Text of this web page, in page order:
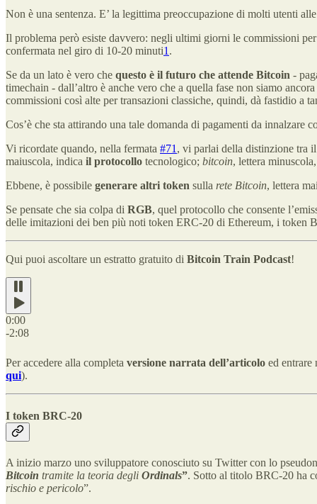
Non è una sentenza. E’ la legittima preoccupazione di molti utenti
Il problema però esiste davvero: negli ultimi giorni le commissioni
confermata nel giro di 10-20 minuti1 .
Se da un lato è vero che questo è il futuro che attende Bitcoin -
timechain - dall’altro è anche vero che a quella fase non siamo
commissioni così alte per transazioni classiche, quindi, dà fastidio a
Cos’è che sta attirando una tale domanda di pagamenti da innalzare
Vi ricordate quando, nella fermata #71 , vi parlai della distinzione tra
maiuscola, indica il protocollo tecnologico; bitcoin, lettera minuscola,
Ebbene, è possibile generare altri token sulla rete Bitcoin, lettera
Se pensate che sia colpa di RGB, quel protocollo che consente
delle imitazioni dei ben più noti token ERC-20 di Ethereum, i token
Qui puoi ascoltare un estratto gratuito di Bitcoin Train Podcast!
0:00
-2:08
Per accedere alla completa versione narrata dell’articolo ed entrare
qui).
I token BRC-20
A inizio marzo uno sviluppatore conosciuto su Twitter con lo
Bitcoin tramite la teoria degli Ordinals”. Sotto al titolo BRC-20 ha
rischio e pericolo”.